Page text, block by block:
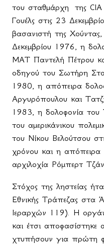
του σταθμάρχη
της
Γουέλς στις 23
βασανιστή της
Δεκεμβρίου 1976, η
ΜΑΤ Παντελή Πέτρου
οδηγού του Σωτήρη
1980, η απόπειρα
Αργυρόπουλου και
1983, η δολοφονία του
του αμερικάνικου
του Νίκου Βελούτσου
χρόνου και η απόπειρα
αρχιλοχία Ρόμπερτ
Στόχος της ληστείας
Εθνικής Τράπεζας
Ιεραρχών 119). Η
και έτσι
χτυπήσουν για πρώτη